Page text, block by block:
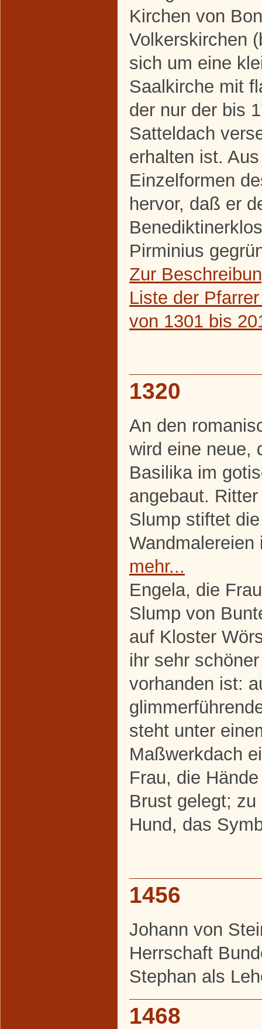
Kirchen von
Volkerskirchen
sich um eine
Saalkirche mit
der nur der bis
Satteldach
erhalten ist.
Einzelformen
hervor, daß er
Pirminius
Zur
Liste der
von 1301 bis
1320
An den
wird eine neue,
Basilika im
angebaut.
Slump stiftet die
Wandmalereien
mehr...
Engela, die
Slump von
auf Kloster
ihr sehr
vorhanden ist:
steht unter
Maßwerkdach
Frau, die
Brust gelegt;
Hund, das
1456
Johann von
Herrschaft
Stephan als
1468